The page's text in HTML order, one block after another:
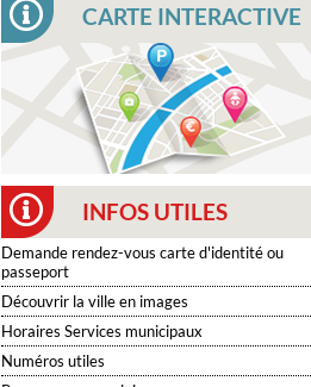
CARTE INTERACTIVE
INFOS UTILES
Demande rendez-vous carte d'identité ou
passeport
Découvrir la ville en images
Horaires Services municipaux
Numéros utiles